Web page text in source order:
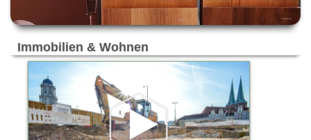
München
Neu Wulmstorf
Neuenhagen
Norderstedt
Oststeinbek
Ottobrunn
Pfungstadt
Immobilien & Wohnen